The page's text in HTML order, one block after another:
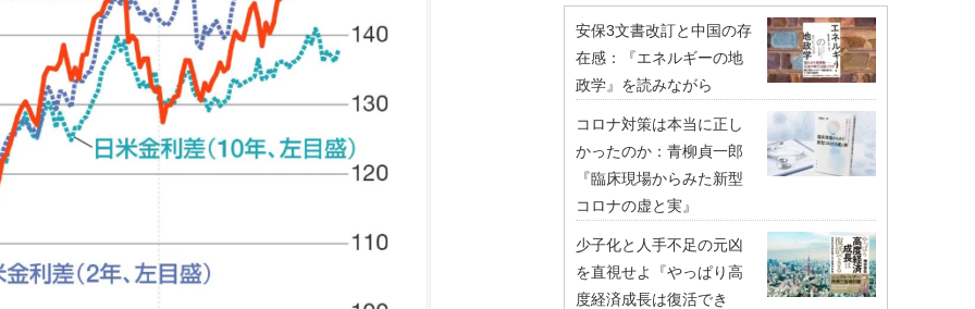
安保3文書改訂と中国の存
在感：『エネルギーの地
政学』を読みながら
コロナ対策は本当に正し
かったのか：青柳貞一郎
『臨床現場からみた新型
コロナの虚と実』
少子化と人手不足の元凶
を直視せよ『やっぱり高
度経済成長は復活でき